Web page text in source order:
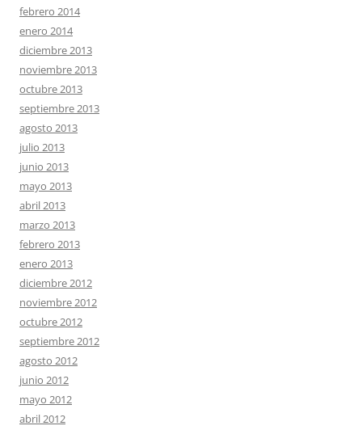
febrero 2014
enero 2014
diciembre 2013
noviembre 2013
octubre 2013
septiembre 2013
agosto 2013
julio 2013
junio 2013
mayo 2013
abril 2013
marzo 2013
febrero 2013
enero 2013
diciembre 2012
noviembre 2012
octubre 2012
septiembre 2012
agosto 2012
junio 2012
mayo 2012
abril 2012